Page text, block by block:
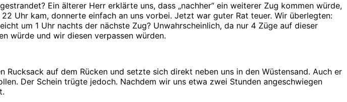
Ein älterer Herr erklärte uns, dass „nachher“ ein weiterer Zug kommen würde,
Uhr kam, donnerte einfach an uns vorbei. Jetzt war guter Rat teuer. Wir überlegten:
um 1 Uhr nachts der nächste Zug? Unwahrscheinlich, da nur 4 Züge auf dieser
würde und wir diesen verpassen würden.
auf dem Rücken und setzte sich direkt neben uns in den Wüstensand. Auch er
Der Schein trügte jedoch. Nachdem wir uns etwa zwei Stunden angeschwiegen